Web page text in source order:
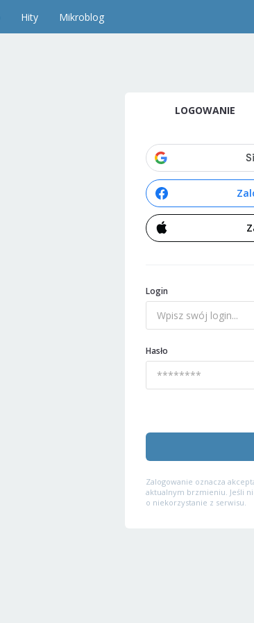
Hity Mikroblog
LOGOWANIE
Login
Hasło
Zalogowanie oznacza
aktualnym brzmieniu. Jeśli
o niekorzystanie z serwisu.